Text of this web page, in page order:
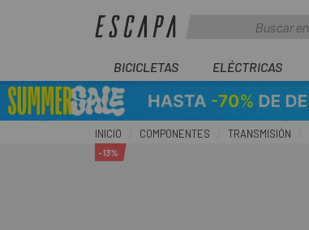
BICICLETAS ELÉCTRICAS
INICIO COMPONENTES TRANSMISIÓN
-13%